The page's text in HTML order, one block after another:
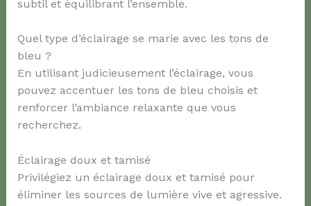
subtil et équilibrant l’ensemble.
Quel type d’éclairage se marie avec les tons de
bleu ?
En utilisant judicieusement l’éclairage, vous
pouvez accentuer les tons de bleu choisis et
renforcer l’ambiance relaxante que vous
recherchez.
Éclairage doux et tamisé
Privilégiez un éclairage doux et tamisé pour
éliminer les sources de lumière vive et agressive.